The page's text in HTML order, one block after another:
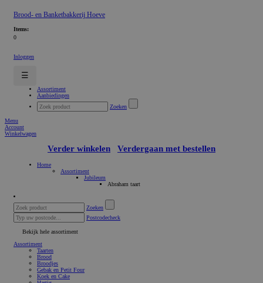
Brood- en Banketbakkerij Hoeve
Items:
0
Inloggen
☰
Assortiment
Aanbiedingen
Zoeken
Menu
Account
Winkelwagen
Verder winkelen Verdergaan met bestellen
Home
Assortiment
Jubileum
Abraham taart
Zoeken
Postcodecheck
Bekijk hele assortiment
Assortiment
Taarten
Brood
Broodjes
Gebak en Petit Four
Koek en Cake